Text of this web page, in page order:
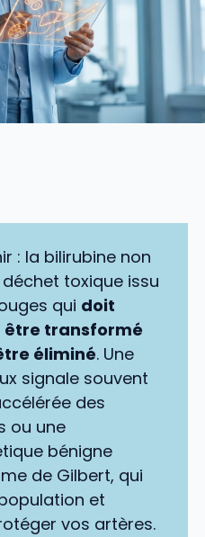
: la bilirubine non
toxique issu
qui doit
transformé
éliminé. Une
signale souvent
des
ou une
bénigne
de Gilbert, qui
et
vos artères.